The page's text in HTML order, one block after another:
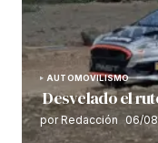
AUTOMOVILISMO
Desvelado el
por Redacción 06/